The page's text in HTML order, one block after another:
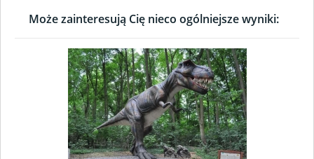
Może zainteresują Cię nieco ogólniejsze wyniki: